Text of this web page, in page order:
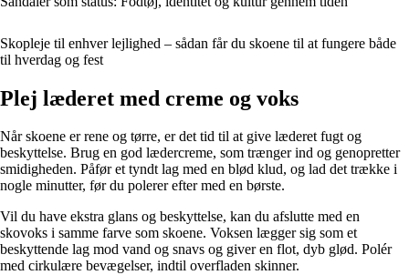
Skopleje til enhver lejlighed – sådan får du skoene til at fungere både
til hverdag og fest
Plej læderet med creme og voks
Når skoene er rene og tørre, er det tid til at give læderet fugt og
beskyttelse. Brug en god lædercreme, som trænger ind og genopretter
smidigheden. Påfør et tyndt lag med en blød klud, og lad det trække i
nogle minutter, før du polerer efter med en børste.
Vil du have ekstra glans og beskyttelse, kan du afslutte med en
skovoks i samme farve som skoene. Voksen lægger sig som et
beskyttende lag mod vand og snavs og giver en flot, dyb glød. Polér
med cirkulære bevægelser, indtil overfladen skinner.